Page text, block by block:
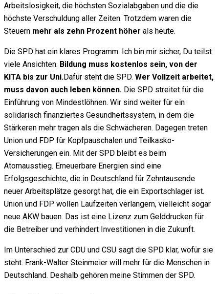
Arbeitslosigkeit, die höchsten Sozialabgaben und die die
höchste Verschuldung aller Zeiten. Trotzdem waren die
Steuern mehr als zehn Prozent höher als heute.
Die SPD hat ein klares Programm. Ich bin mir sicher, Du teilst
viele Ansichten. Bildung muss kostenlos sein, von der
KITA bis zur Uni.Dafür steht die SPD. Wer Vollzeit arbeitet,
muss davon auch leben können. Die SPD streitet für die
Einführung von Mindestlöhnen. Wir sind weiter für ein
solidarisch finanziertes Gesundheitssystem, in dem die
Stärkeren mehr tragen als die Schwächeren. Dagegen treten
Union und FDP für Kopfpauschalen und Teilkasko-
Versicherungen ein. Mit der SPD bleibt es beim
Atomausstieg. Erneuerbare Energien sind eine
Erfolgsgeschichte, die in Deutschland für Zehntausende
neuer Arbeitsplätze gesorgt hat, die ein Exportschlager ist.
Union und FDP wollen Laufzeiten verlängern, vielleicht sogar
neue AKW bauen. Das ist eine Lizenz zum Gelddrucken für
die Betreiber und verhindert Investitionen in die Zukunft.
Im Unterschied zur CDU und CSU sagt die SPD klar, wofür sie
steht. Frank-Walter Steinmeier will mehr für die Menschen in
Deutschland. Deshalb gehören meine Stimmen der SPD.